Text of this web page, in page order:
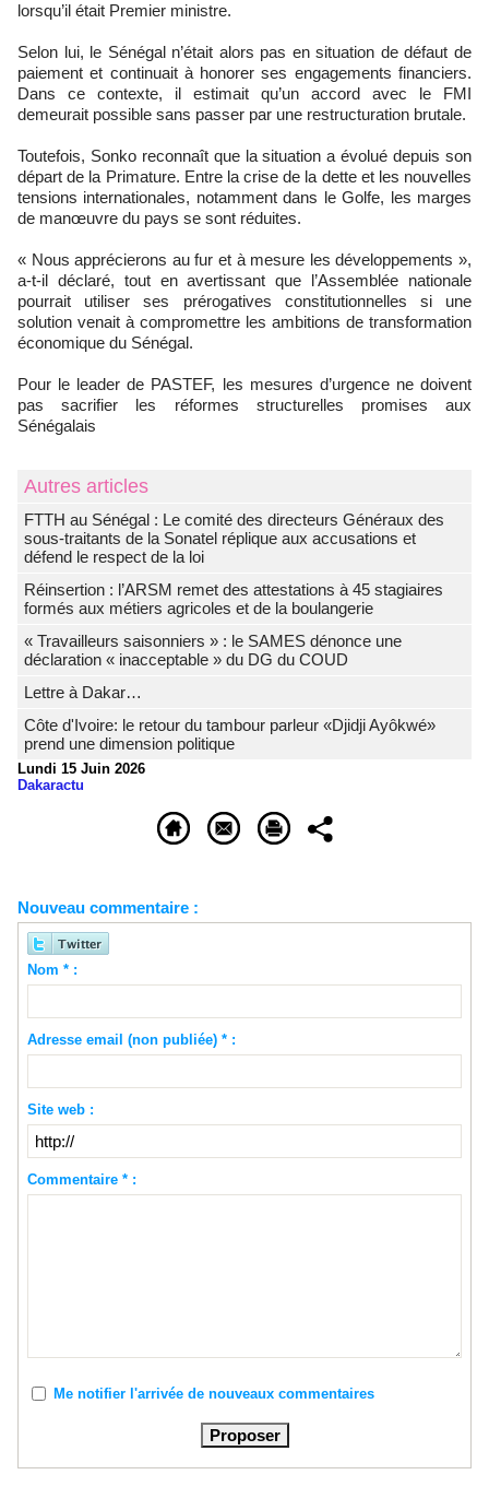
lorsqu’il était Premier ministre.
Selon lui, le Sénégal n’était alors pas en situation de défaut de
paiement et continuait à honorer ses engagements financiers.
Dans ce contexte, il estimait qu’un accord avec le FMI
demeurait possible sans passer par une restructuration brutale.
Toutefois, Sonko reconnaît que la situation a évolué depuis son
départ de la Primature. Entre la crise de la dette et les nouvelles
tensions internationales, notamment dans le Golfe, les marges
de manœuvre du pays se sont réduites.
« Nous apprécierons au fur et à mesure les développements »,
a-t-il déclaré, tout en avertissant que l’Assemblée nationale
pourrait utiliser ses prérogatives constitutionnelles si une
solution venait à compromettre les ambitions de transformation
économique du Sénégal.
Pour le leader de PASTEF, les mesures d’urgence ne doivent
pas sacrifier les réformes structurelles promises aux
Sénégalais
Autres articles
FTTH au Sénégal : Le comité des directeurs Généraux des
sous-traitants de la Sonatel réplique aux accusations et
défend le respect de la loi
Réinsertion : l’ARSM remet des attestations à 45 stagiaires
formés aux métiers agricoles et de la boulangerie
« Travailleurs saisonniers » : le SAMES dénonce une
déclaration « inacceptable » du DG du COUD
Lettre à Dakar…
Côte d'Ivoire: le retour du tambour parleur «Djidji Ayôkwé»
prend une dimension politique
Lundi 15 Juin 2026
Dakaractu
Nouveau commentaire :
Nom * :
Adresse email (non publiée) * :
Site web :
Commentaire * :
Me notifier l'arrivée de nouveaux commentaires